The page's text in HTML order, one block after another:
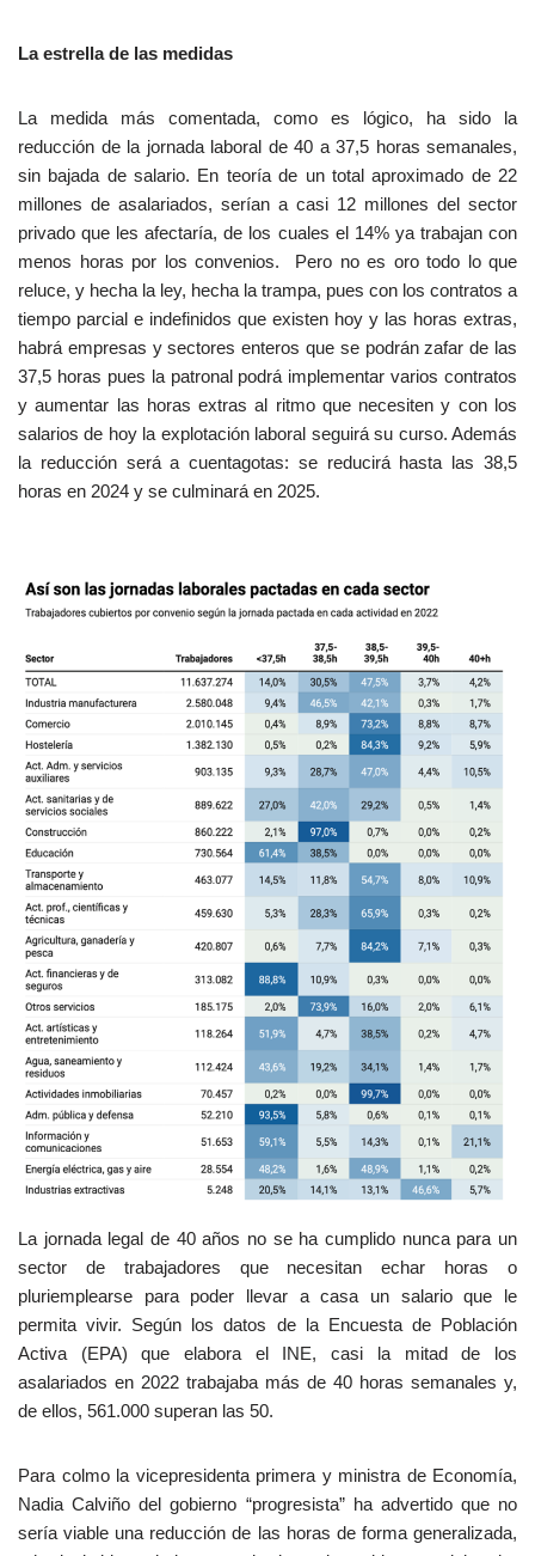
La estrella de las medidas
La medida más comentada, como es lógico, ha sido la
reducción de la jornada laboral de 40 a 37,5 horas semanales,
sin bajada de salario. En teoría de un total aproximado de 22
millones de asalariados, serían a casi 12 millones del sector
privado que les afectaría, de los cuales el 14% ya trabajan con
menos horas por los convenios. Pero no es oro todo lo que
reluce, y hecha la ley, hecha la trampa, pues con los contratos a
tiempo parcial e indefinidos que existen hoy y las horas extras,
habrá empresas y sectores enteros que se podrán zafar de las
37,5 horas pues la patronal podrá implementar varios contratos
y aumentar las horas extras al ritmo que necesiten y con los
salarios de hoy la explotación laboral seguirá su curso. Además
la reducción será a cuentagotas: se reducirá hasta las 38,5
horas en 2024 y se culminará en 2025.
La jornada legal de 40 años no se ha cumplido nunca para un
sector de trabajadores que necesitan echar horas o
pluriemplearse para poder llevar a casa un salario que le
permita vivir. Según los datos de la Encuesta de Población
Activa (EPA) que elabora el INE, casi la mitad de los
asalariados en 2022 trabajaba más de 40 horas semanales y,
de ellos, 561.000 superan las 50.
Para colmo la vicepresidenta primera y ministra de Economía,
Nadia Calviño del gobierno “progresista” ha advertido que no
sería viable una reducción de las horas de forma generalizada,